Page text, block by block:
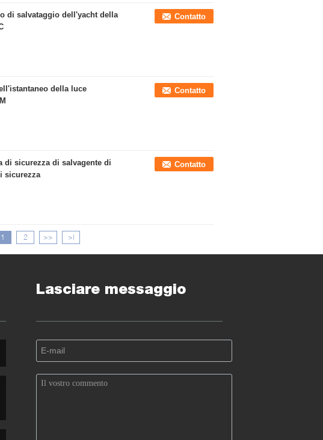
di salvataggio dell'yacht della
Contatto
della luce
Contatto
di sicurezza di salvagente di
sicurezza
Contatto
1 2 >> >|
Lasciare messaggio